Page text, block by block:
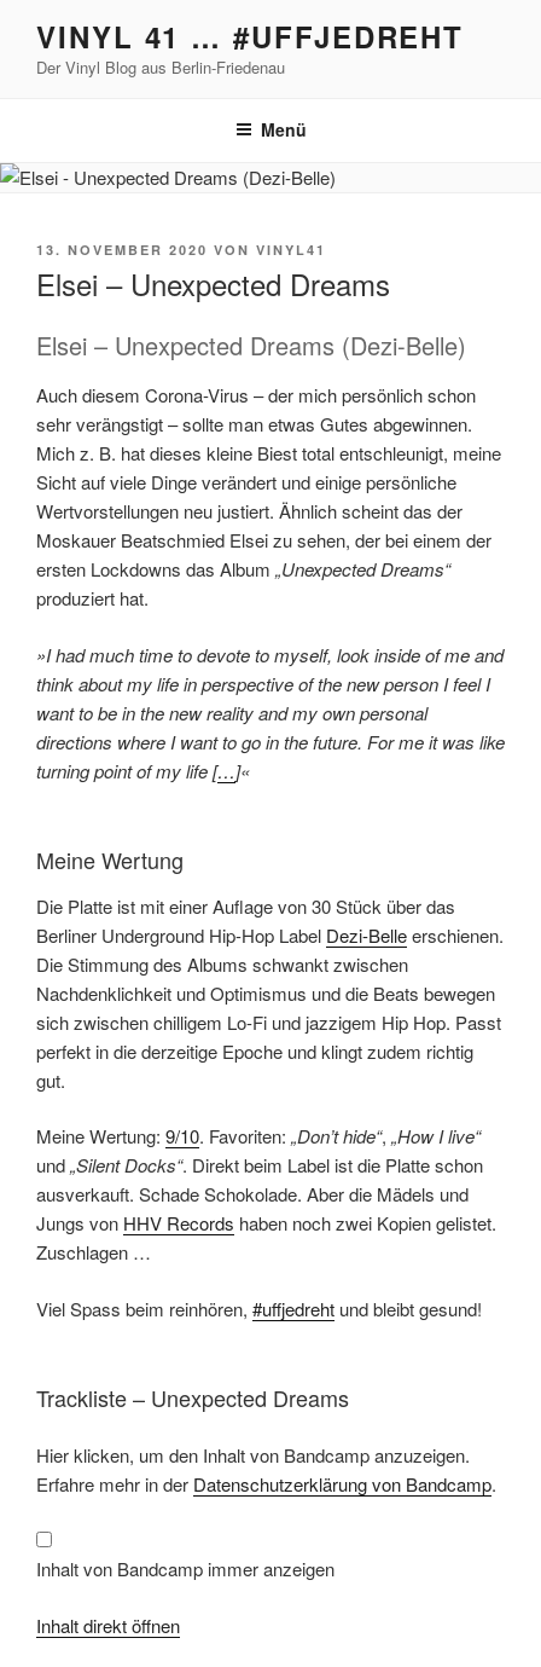
Inhalt
springen
VINYL 41 … #UFFJEDREHT
Der Vinyl Blog aus Berlin-Friedenau
Menü
VERÖFFENTLICHT
13. NOVEMBER 2020 VON VINYL41
Elsei – Unexpected Dreams
Elsei – Unexpected Dreams (Dezi-Belle)
Auch diesem Corona-Virus – der mich persönlich schon
sehr verängstigt – sollte man etwas Gutes abgewinnen.
Mich z. B. hat dieses kleine Biest total entschleunigt, meine
Sicht auf viele Dinge verändert und einige persönliche
Wertvorstellungen neu justiert. Ähnlich scheint das der
Moskauer Beatschmied Elsei zu sehen, der bei einem der
ersten Lockdowns das Album „Unexpected Dreams“
produziert hat.
»I had much time to devote to myself, look inside of me and
think about my life in perspective of the new person I feel I
want to be in the new reality and my own personal
directions where I want to go in the future. For me it was like
turning point of my life […]«
Meine Wertung
Die Platte ist mit einer Auflage von 30 Stück über das
Berliner Underground Hip-Hop Label Dezi-Belleerschienen.
Die Stimmung des Albums schwankt zwischen
Nachdenklichkeit und Optimismus und die Beats bewegen
sich zwischen chilligem Lo-Fi und jazzigem Hip Hop. Passt
perfekt in die derzeitige Epoche und klingt zudem richtig
gut.
Meine Wertung: 9/10. Favoriten: „Don’t hide“, „How I live“
und„Silent Docks“. Direkt beim Label ist die Platte schon
ausverkauft. Schade Schokolade. Aber die Mädels und
Jungs von HHV Records haben noch zwei Kopien gelistet.
Zuschlagen …
Viel Spass beim reinhören, #uffjedreht und bleibt gesund!
Trackliste – Unexpected Dreams
Inhalt
von
Bandcamp
anzeigen
Hier klicken, um den Inhalt von Bandcamp anzuzeigen.
Erfahre mehr in der Datenschutzerklärung von Bandcamp.
Inhalt von Bandcamp immer anzeigen
Inhalt direkt öffnen